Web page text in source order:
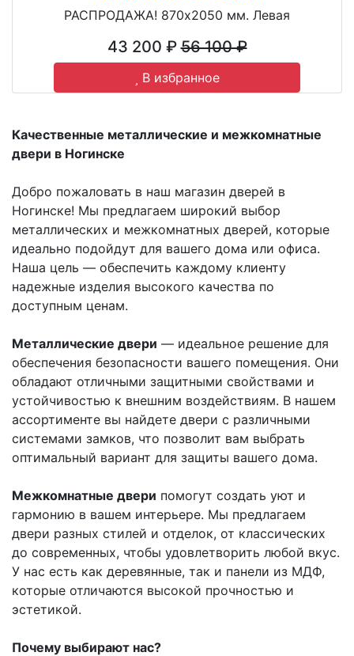
РАСПРОДАЖА! 870х2050 мм. Левая
43 200 ₽56 100 ₽
В избранное
Качественные металлические и межкомнатные
двери в Ногинске
Добро пожаловать в наш магазин дверей в
Ногинске! Мы предлагаем широкий выбор
металлических и межкомнатных дверей, которые
идеально подойдут для вашего дома или офиса.
Наша цель — обеспечить каждому клиенту
надежные изделия высокого качества по
доступным ценам.
Металлические двери — идеальное решение для
обеспечения безопасности вашего помещения. Они
обладают отличными защитными свойствами и
устойчивостью к внешним воздействиям. В нашем
ассортименте вы найдете двери с различными
системами замков, что позволит вам выбрать
оптимальный вариант для защиты вашего дома.
Межкомнатные двери помогут создать уют и
гармонию в вашем интерьере. Мы предлагаем
двери разных стилей и отделок, от классических
до современных, чтобы удовлетворить любой вкус.
У нас есть как деревянные, так и панели из МДФ,
которые отличаются высокой прочностью и
эстетикой.
Почему выбирают нас?